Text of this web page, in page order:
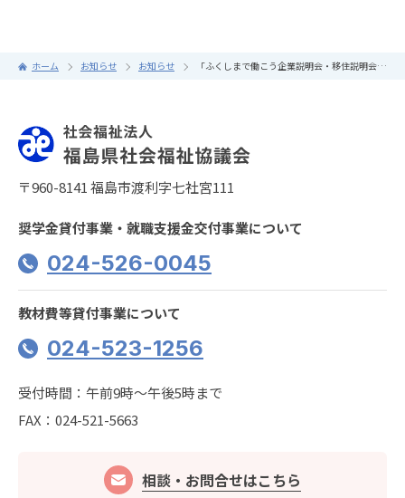
ホーム お知らせ お知らせ 「ふくしまで働こう企業説明会・移住説明会」に出展します
〒960-8141 福島市渡利字七社宮111
奨学金貸付事業・就職支援金交付事業について
024-526-0045
教材費等貸付事業について
024-523-1256
受付時間：午前9時〜午後5時まで
FAX：024-521-5663
相談・お問合せはこちら